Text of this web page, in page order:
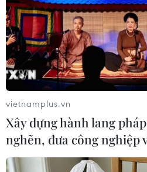
vietnamplus.vn
Xây dựng hành lang
nghẽn, đưa công nghiệp